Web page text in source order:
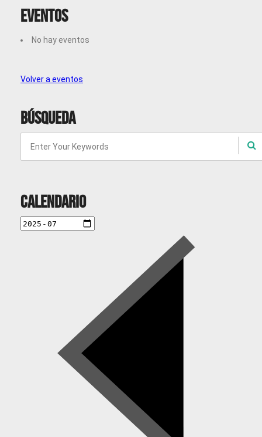
Eventos
No hay eventos
Volver a eventos
Búsqueda
Calendario